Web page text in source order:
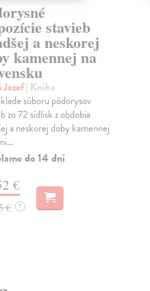
stavieb
a neskorej
kamennej na
Jozef| Kniha
súboru pôdorysov
zo 72 sídlisk z obdobia
a neskorej doby kamennej
do 14 dní
€
€ ?